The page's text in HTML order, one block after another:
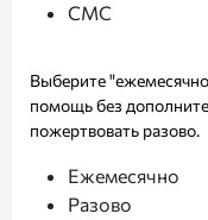
СМС
Выберите
помощь без
пожертвовать разово.
Ежемесячно
Разово